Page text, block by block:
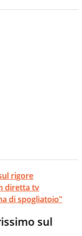
rigore
diretta tv
di spogliatoio"
sul